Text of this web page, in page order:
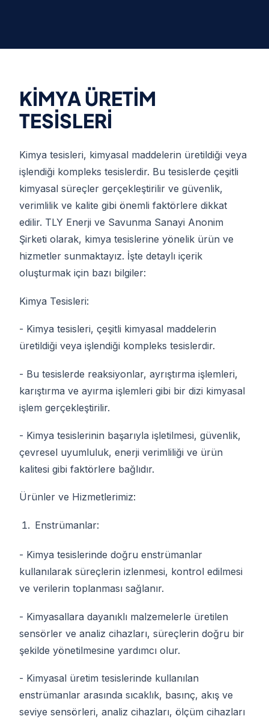
KİMYA ÜRETİM
TESİSLERİ
Kimya tesisleri, kimyasal maddelerin üretildiği veya
işlendiği kompleks tesislerdir. Bu tesislerde çeşitli
kimyasal süreçler gerçekleştirilir ve güvenlik,
verimlilik ve kalite gibi önemli faktörlere dikkat
edilir. TLY Enerji ve Savunma Sanayi Anonim
Şirketi olarak, kimya tesislerine yönelik ürün ve
hizmetler sunmaktayız. İşte detaylı içerik
oluşturmak için bazı bilgiler:
Kimya Tesisleri:
- Kimya tesisleri, çeşitli kimyasal maddelerin
üretildiği veya işlendiği kompleks tesislerdir.
- Bu tesislerde reaksiyonlar, ayrıştırma işlemleri,
karıştırma ve ayırma işlemleri gibi bir dizi kimyasal
işlem gerçekleştirilir.
- Kimya tesislerinin başarıyla işletilmesi, güvenlik,
çevresel uyumluluk, enerji verimliliği ve ürün
kalitesi gibi faktörlere bağlıdır.
Ürünler ve Hizmetlerimiz:
Enstrümanlar:
- Kimya tesislerinde doğru enstrümanlar
kullanılarak süreçlerin izlenmesi, kontrol edilmesi
ve verilerin toplanması sağlanır.
- Kimyasallara dayanıklı malzemelerle üretilen
sensörler ve analiz cihazları, süreçlerin doğru bir
şekilde yönetilmesine yardımcı olur.
- Kimyasal üretim tesislerinde kullanılan
enstrümanlar arasında sıcaklık, basınç, akış ve
seviye sensörleri, analiz cihazları, ölçüm cihazları